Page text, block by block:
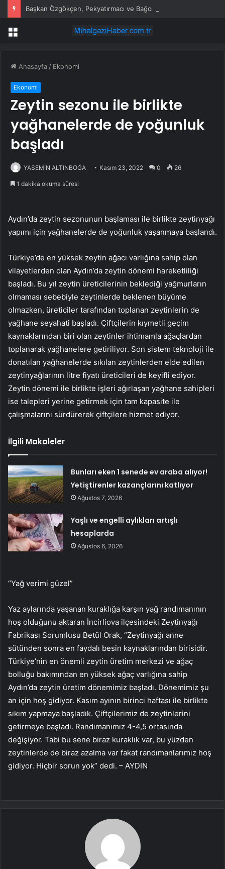
Menü
Anasayfa / Ekonomi
Ekonomi
Zeytin sezonu ile birlikte
yağhanelerde de yoğunluk
başladı
YASEMİN ALTINBOĞA Kasım 23, 2022 0 26
1 dakika okuma süresi
Aydın’da zeytin sezonunun başlaması ile birlikte zeytinyağı
yapımı için yağhanelerde de yoğunluk yaşanmaya başlandı.
Türkiye’de en yüksek zeytin ağacı varlığına sahip olan
vilayetlerden olan Aydın’da zeytin dönemi hareketliliği
başladı. Bu yıl zeytin üreticilerinin beklediği yağmurların
olmaması sebebiyle zeytinlerde beklenen büyüme
olmazken, üreticiler tarafından toplanan zeytinlerin de
yağhane seyahati başladı. Çiftçilerin kıymetli geçim
kaynaklarından biri olan zeytinler ihtimamla ağaçlardan
toplanarak yağhanelere getiriliyor. Son sistem teknoloji ile
donatılan yağhanelerde sıkılan zeytinlerden elde edilen
zeytinyağlarının litre fiyatı üreticileri de keyifli ediyor.
Zeytin dönemi ile birlikte işleri ağırlaşan yağhane sahipleri
ise talepleri yerine getirmek için tam kapasite ile
çalışmalarını sürdürerek çiftçilere hizmet ediyor.
İlgili Makaleler
Bunları eken 1 senede ev araba alıyor!
Yetiştirenler kazançlarını katlıyor
Ağustos 7, 2026
Yaşlı ve engelli aylıkları artışlı
hesaplarda
Ağustos 6, 2026
“Yağ verimi güzel”
Yaz aylarında yaşanan kuraklığa karşın yağ randımanının
hoş olduğunu aktaran İncirliova ilçesindeki Zeytinyağı
Fabrikası Sorumlusu Betül Orak, “Zeytinyağı anne
sütünden sonra en faydalı besin kaynaklarından birisidir.
Türkiye’nin en önemli zeytin üretim merkezi ve ağaç
bolluğu bakımından en yüksek ağaç varlığına sahip
Aydın’da zeytin üretim dönemimiz başladı. Dönemimiz şu
an için hoş gidiyor. Kasım ayının birinci haftası ile birlikte
sıkım yapmaya başladık. Çiftçilerimiz de zeytinlerini
getirmeye başladı. Randımanımız 4-4,5 ortasında
değişiyor. Tabi bu sene biraz kuraklık var, bu yüzden
zeytinlerde de biraz azalma var fakat randımanlarımız hoş
gidiyor. Hiçbir sorun yok” dedi. – AYDIN